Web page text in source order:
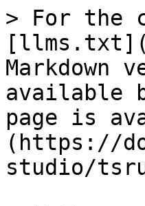
> For the
Markdown
available
page is
(https://
studio/